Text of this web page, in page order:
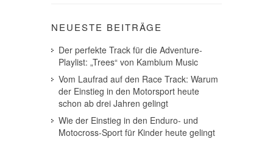
NEUESTE BEITRÄGE
Der perfekte Track für die Adventure-
Playlist: „Trees“ von Kambium Music
Vom Laufrad auf den Race Track: Warum
der Einstieg in den Motorsport heute
schon ab drei Jahren gelingt
Wie der Einstieg in den Enduro- und
Motocross-Sport für Kinder heute gelingt